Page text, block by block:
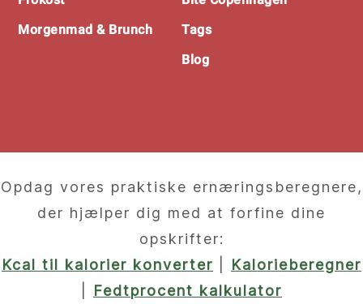
Morgenmad & Brunch
Tags
Blog
Opdag vores praktiske ernæringsberegnere,
der hjælper dig med at forfine dine
opskrifter:
Kcal til kalorier konverter
Kalorieberegner
Fedtprocent kalkulator